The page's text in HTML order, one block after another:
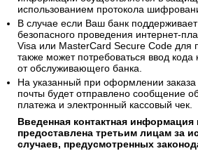
использованием протокола
В случае если Ваш банк
безопасного проведения интернет-
Visa или MasterCard Secure Code для
также может потребоваться ввод
от обслуживающего банка.
На указанный при оформлении заказа
почты будет отправлено сообщение
платежа и электронный кассовый чек.
Введенная контактная информация
предоставлена третьим лицам за
случаев, предусмотренных